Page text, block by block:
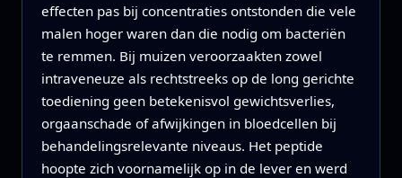
effecten pas bij concentraties ontstonden die vele
malen hoger waren dan die nodig om bacteriën
te remmen. Bij muizen veroorzaakten zowel
intraveneuze als rechtstreeks op de long gerichte
toediening geen betekenisvol gewichtsverlies,
orgaanschade of afwijkingen in bloedcellen bij
behandelingsrelevante niveaus. Het peptide
hoopte zich voornamelijk op in de lever en werd